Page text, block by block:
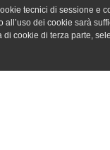
tecnici di sessione e
dei cookie sarà
cookie di terza parte,